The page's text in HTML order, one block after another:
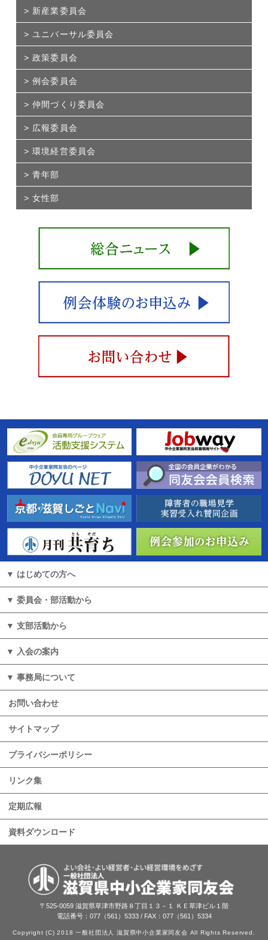
新産業委員会
ユニバーサル委員会
政策委員会
例会委員会
仲間づくり委員会
広報委員会
環境経営委員会
青年部
女性部
はじめての方へ
委員会・部活動から
⽀部活動から
入会の案内
事務局について
お問い合わせ
サイトマップ
プライバシーポリシー
リンク集
定期広報
資料ダウンロード
〒525-0059 滋賀県草津市野路８丁目１３－１ ＫＥ草津ビル１階
電話番号：077（561）5333 / FAX：077（561）5334
Copyright (C) 2018 一般社団法人 滋賀県中小企業家同友会 All Rights Reserved.